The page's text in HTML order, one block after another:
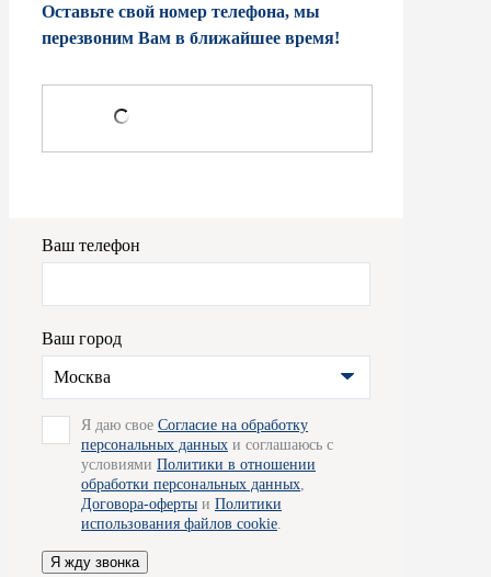
Оставьте свой номер телефона, мы
перезвоним Вам в ближайшее время!
Ваш телефон
Ваш город
Москва
Я даю свое Согласие на обработку
персональных данных и соглашаюсь с
условиями Политики в отношении
обработки персональных данных
Договора-оферты и Политики
использования файлов cookie
Я жду звонка